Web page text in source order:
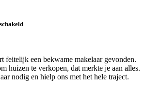
feitelijk een bekwame makelaar gevonden.
huizen te verkopen, dat merkte je aan alles.
nodig en hielp ons met het hele traject.